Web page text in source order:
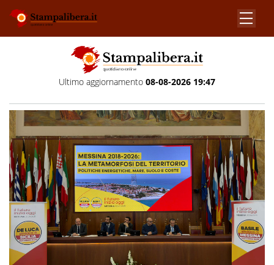
Ultimo aggiornamento 08-08-2026 19:47